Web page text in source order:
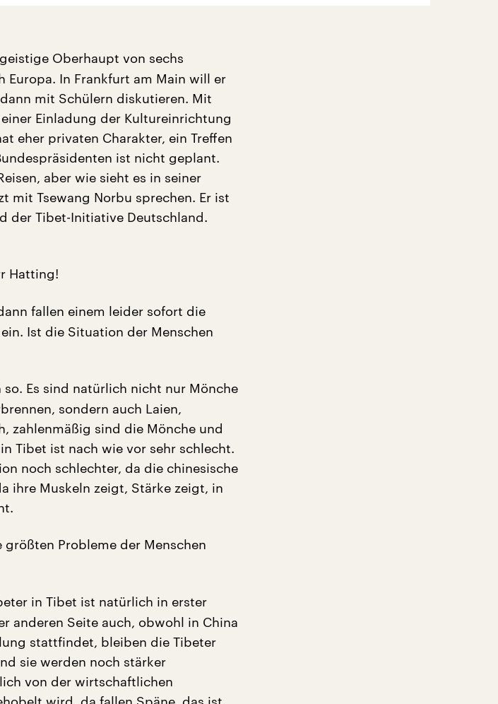
Oberhaupt von sechs
In Frankfurt am Main will er
mit Schülern diskutieren. Mit
Einladung der Kultureinrichtung
eher privaten Charakter, ein Treffen
ist nicht geplant.
aber wie sieht es in seiner
mit Tsewang Norbu sprechen. Er ist
der Tibet-Initiative Deutschland.
Hatting!
fallen einem leider sofort die
Ist die Situation der Menschen
Es sind natürlich nicht nur Mönche
sondern auch Laien,
zahlenmäßig sind die Mönche und
Tibet ist nach wie vor sehr schlecht.
noch schlechter, da die chinesische
ihre Muskeln zeigt, Stärke zeigt, in
Probleme der Menschen
in Tibet ist natürlich in erster
anderen Seite auch, obwohl in China
stattfindet, bleiben die Tibeter
sie werden noch stärker
von der wirtschaftlichen